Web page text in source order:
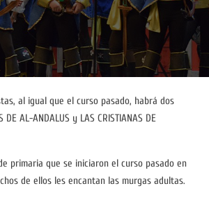
al igual que el curso pasado, habrá dos
DE AL-ANDALUS y LAS CRISTIANAS DE
primaria que se iniciaron el curso pasado en
de ellos les encantan las murgas adultas.